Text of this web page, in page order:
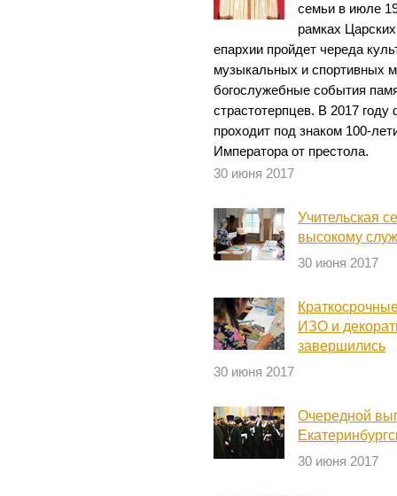
семьи в июле
рамках
епархии пройдет череда
музыкальных и спортивных
богослужебные события
страстотерпцев. В 2017
проходит под знаком 100-
Императора от престола.
30 июня 2017
Учительская
высокому
30 июня 2017
ИЗО и
завершились
30 июня 2017
Очередной
30 июня 2017